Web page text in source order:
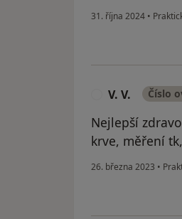
31. října 2024 •
V. V. Číslo
Nejlepší
krve, měření
26. března 2023 •